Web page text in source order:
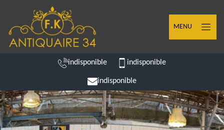
MENU
indisponible indisponible
indisponible